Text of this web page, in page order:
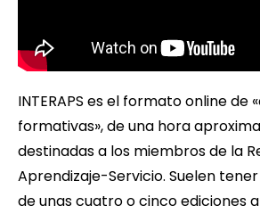
INTERAPS es el formato online de
formativas», de una hora
destinadas a los miembros de la
Aprendizaje-Servicio. Suelen
de unas cuatro o cinco ediciones